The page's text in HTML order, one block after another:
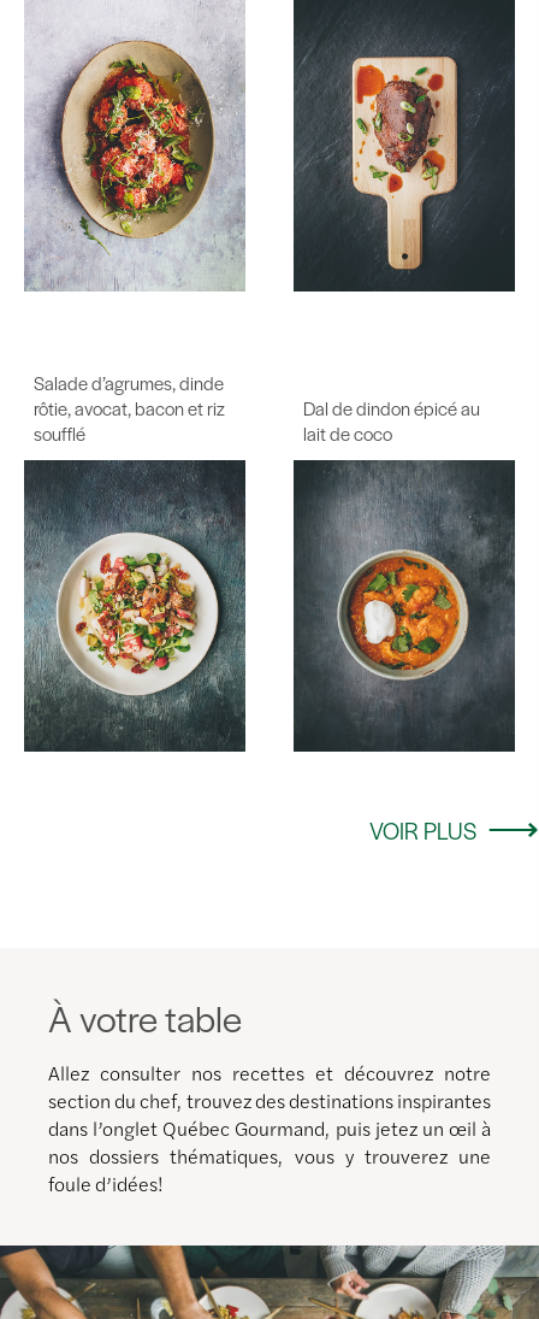
Salade d’agrumes, dinde
rôtie, avocat, bacon et riz
soufflé
Dal de dindon épicé au
lait de coco
VOIR PLUS
À votre table
Allez consulter nos recettes et découvrez notre
section du chef, trouvez des destinations inspirantes
dans l’onglet Québec Gourmand, puis jetez un œil à
nos dossiers thématiques, vous y trouverez une
foule d’idées!